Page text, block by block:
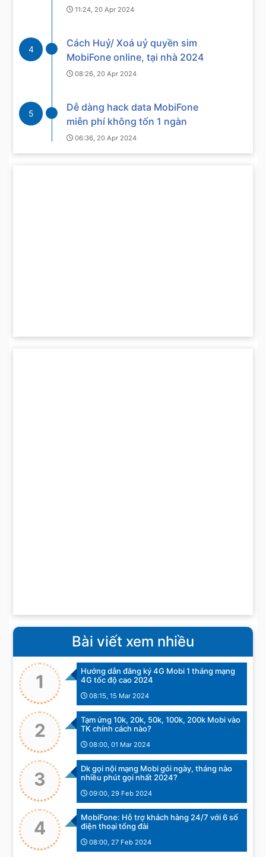
11:24, 20 Apr 2024
4
Cách Huỷ/ Xoá uỷ quyền sim
MobiFone online, tại nhà 2024
08:26, 20 Apr 2024
5
Dễ dàng hack data MobiFone
miễn phí không tốn 1 ngàn
06:36, 20 Apr 2024
Bài viết xem nhiều
1
Hướng dẫn đăng ký 4G Mobi 1 tháng mạng
4G tốc độ cao 2024
08:15, 15 Mar 2024
2
Tạm ứng 10k, 20k, 50k, 100k, 200k Mobi vào
TK chính cách nào?
08:00, 01 Mar 2024
3
Dk gọi nội mạng Mobi gói ngày, tháng nào
nhiều phút gọi nhất 2024?
09:00, 29 Feb 2024
4
MobiFone: Hỗ trợ khách hàng 24/7 với 6 số
điện thoại tổng đài
08:00, 27 Feb 2024